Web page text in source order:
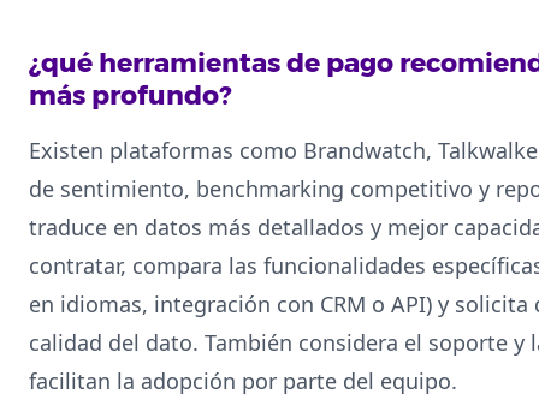
¿qué herramientas de pago
más profundo?
Existen plataformas como Brandwatch,
de sentimiento, benchmarking competitivo y
traduce en datos más detallados y mejor
contratar, compara las funcionalidades
en idiomas, integración con CRM o API) y
calidad del dato. También considera el soporte y
facilitan la adopción por parte del equipo.